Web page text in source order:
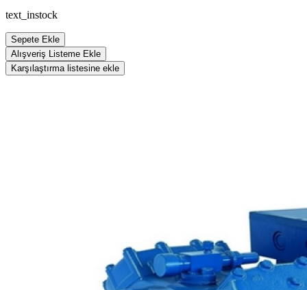
text_instock
Sepete Ekle
Alışveriş Listeme Ekle
Karşılaştırma listesine ekle